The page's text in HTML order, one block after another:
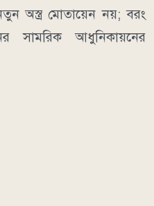
অস্ত্র মোতায়েন নয়; বরং
সামরিক আধুনিকায়নের